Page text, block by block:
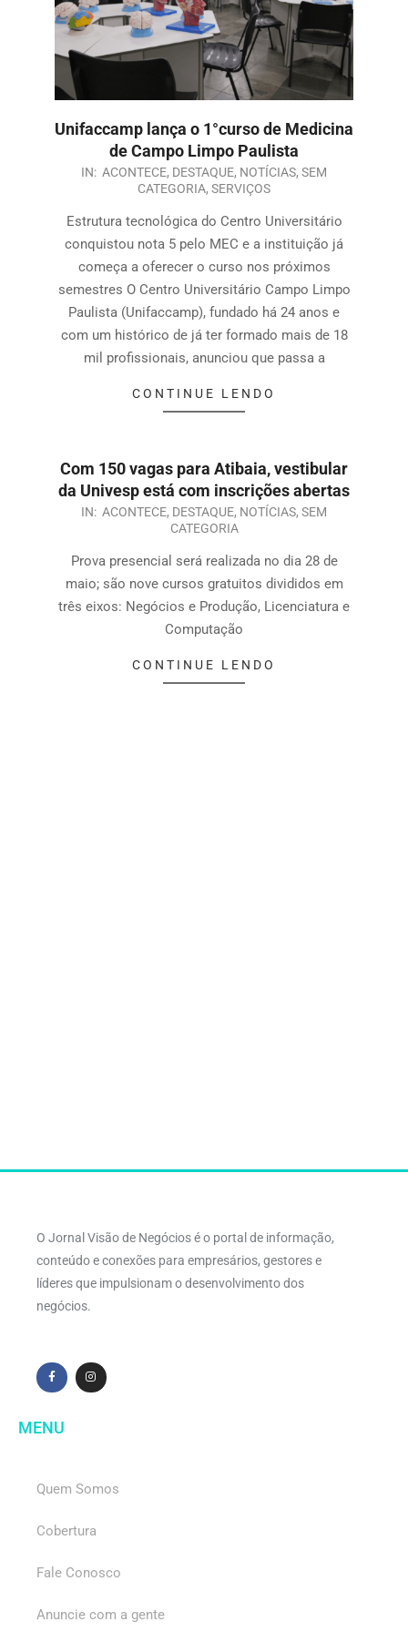
Unifaccamp lança o 1°curso de Medicina
de Campo Limpo Paulista
IN: ACONTECE, DESTAQUE, NOTÍCIAS, SEM
CATEGORIA, SERVIÇOS
Estrutura tecnológica do Centro Universitário
conquistou nota 5 pelo MEC e a instituição já
começa a oferecer o curso nos próximos
semestres O Centro Universitário Campo Limpo
Paulista (Unifaccamp), fundado há 24 anos e
com um histórico de já ter formado mais de 18
mil profissionais, anunciou que passa a
CONTINUE LENDO
Com 150 vagas para Atibaia, vestibular
da Univesp está com inscrições abertas
IN: ACONTECE, DESTAQUE, NOTÍCIAS, SEM
CATEGORIA
Prova presencial será realizada no dia 28 de
maio; são nove cursos gratuitos divididos em
três eixos: Negócios e Produção, Licenciatura e
Computação
CONTINUE LENDO
O Jornal Visão de Negócios é o portal de informação,
conteúdo e conexões para empresários, gestores e
líderes que impulsionam o desenvolvimento dos
negócios.
MENU
Quem Somos
Cobertura
Fale Conosco
Anuncie com a gente